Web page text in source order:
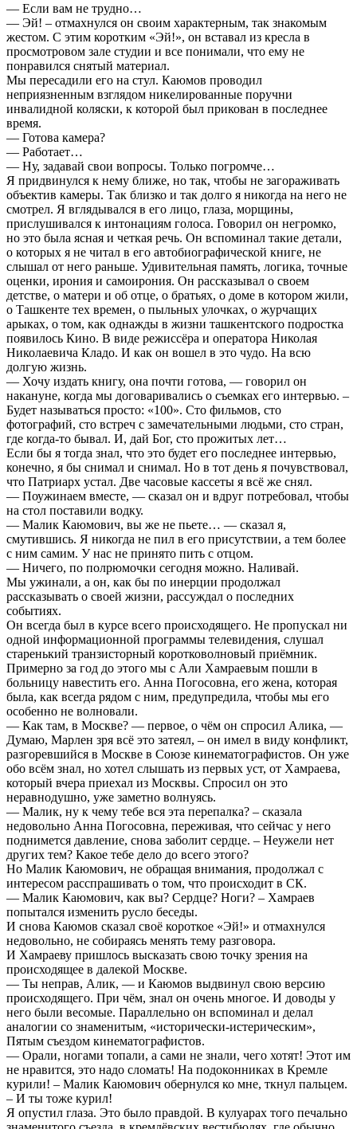
— Если вам не трудно…
— Эй! – отмахнулся он своим характерным, так знакомым
жестом. С этим коротким «Эй!», он вставал из кресла в
просмотровом зале студии и все понимали, что ему не
понравился снятый материал.
Мы пересадили его на стул. Каюмов проводил
неприязненным взглядом никелированные поручни
инвалидной коляски, к которой был прикован в последнее
время.
— Готова камера?
— Работает…
— Ну, задавай свои вопросы. Только погромче…
Я придвинулся к нему ближе, но так, чтобы не загораживать
объектив камеры. Так близко и так долго я никогда на него не
смотрел. Я вглядывался в его лицо, глаза, морщины,
прислушивался к интонациям голоса. Говорил он негромко,
но это была ясная и четкая речь. Он вспоминал такие детали,
о которых я не читал в его автобиографической книге, не
слышал от него раньше. Удивительная память, логика, точные
оценки, ирония и самоирония. Он рассказывал о своем
детстве, о матери и об отце, о братьях, о доме в котором жили,
о Ташкенте тех времен, о пыльных улочках, о журчащих
арыках, о том, как однажды в жизни ташкентского подростка
появилось Кино. В виде режиссёра и оператора Николая
Николаевича Кладо. И как он вошел в это чудо. На всю
долгую жизнь.
— Хочу издать книгу, она почти готова, — говорил он
накануне, когда мы договаривались о съемках его интервью. –
Будет называться просто: «100». Сто фильмов, сто
фотографий, сто встреч с замечательными людьми, сто стран,
где когда-то бывал. И, дай Бог, сто прожитых лет…
Если бы я тогда знал, что это будет его последнее интервью,
конечно, я бы снимал и снимал. Но в тот день я почувствовал,
что Патриарх устал. Две часовые кассеты я всё же снял.
— Поужинаем вместе, — сказал он и вдруг потребовал, чтобы
на стол поставили водку.
— Малик Каюмович, вы же не пьете… — сказал я,
смутившись. Я никогда не пил в его присутствии, а тем более
с ним самим. У нас не принято пить с отцом.
— Ничего, по полрюмочки сегодня можно. Наливай.
Мы ужинали, а он, как бы по инерции продолжал
рассказывать о своей жизни, рассуждал о последних
событиях.
Он всегда был в курсе всего происходящего. Не пропускал ни
одной информационной программы телевидения, слушал
старенький транзисторный коротковолновый приёмник.
Примерно за год до этого мы с Али Хамраевым пошли в
больницу навестить его. Анна Погосовна, его жена, которая
была, как всегда рядом с ним, предупредила, чтобы мы его
особенно не волновали.
— Как там, в Москве? — первое, о чём он спросил Алика, —
Думаю, Марлен зря всё это затеял, – он имел в виду конфликт,
разгоревшийся в Москве в Союзе кинематографистов. Он уже
обо всём знал, но хотел слышать из первых уст, от Хамраева,
который вчера приехал из Москвы. Спросил он это
неравнодушно, уже заметно волнуясь.
— Малик, ну к чему тебе вся эта перепалка? – сказала
недовольно Анна Погосовна, переживая, что сейчас у него
поднимется давление, снова заболит сердце. – Неужели нет
других тем? Какое тебе дело до всего этого?
Но Малик Каюмович, не обращая внимания, продолжал с
интересом расспрашивать о том, что происходит в СК.
— Малик Каюмович, как вы? Сердце? Ноги? – Хамраев
попытался изменить русло беседы.
И снова Каюмов сказал своё короткое «Эй!» и отмахнулся
недовольно, не собираясь менять тему разговора.
И Хамраеву пришлось высказать свою точку зрения на
происходящее в далекой Москве.
— Ты неправ, Алик, — и Каюмов выдвинул свою версию
происходящего. При чём, знал он очень многое. И доводы у
него были весомые. Параллельно он вспоминал и делал
аналогии со знаменитым, «исторически-истерическим»,
Пятым съездом кинематографистов.
— Орали, ногами топали, а сами не знали, чего хотят! Этот им
не нравится, это надо сломать! На подоконниках в Кремле
курили! – Малик Каюмович обернулся ко мне, ткнул пальцем.
– И ты тоже курил!
Я опустил глаза. Это было правдой. В кулуарах того печально